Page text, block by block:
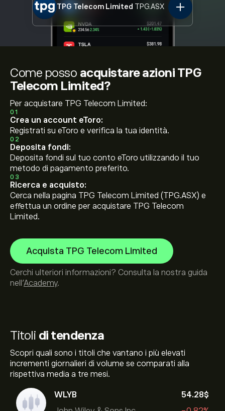
TPG Telecom Limited TPG.ASX
Titoli di tendenza
Scopri quali sono i titoli che vantano i più elevati
incrementi giornalieri di volume se comparati alla
rispettiva media a tre mesi.
WLYB
54.28‎$‎
Come posso acquistare azioni TPG
Telecom Limited?
Per acquistare TPG Telecom Limited:
01
Crea un account eToro:
Registrati su eToro e verifica la tua identità.
02
Deposita fondi:
Deposita fondi sul tuo conto eToro utilizzando il tuo
metodo di pagamento preferito.
03
Ricerca e acquisto:
Cerca nella pagina TPG Telecom Limited (TPG.ASX) e
effettua un ordine per acquistare TPG Telecom
Limited.
Acquista TPG Telecom Limited
Cerchi ulteriori informazioni? Consulta la nostra guida
nell’Academy.